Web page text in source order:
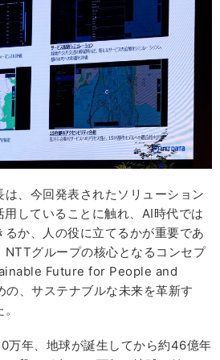
、今回発表されたソリューション
していることに触れ、AI時代では
るか、人の役に立てるかが重要であ
NTTグループの核心となるコンセプ
Future for People and
、サステナブルな未来を革新す
万年、地球が誕生してから約46億年